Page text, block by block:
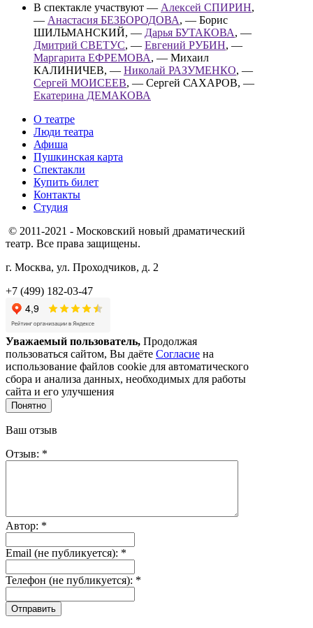
В спектакле участвуют — Алексей СПИРИН,
— Анастасия БЕЗБОРОДОВА, — Борис
ШИЛЬМАНСКИЙ, — Дарья БУТАКОВА, —
Дмитрий СВЕТУС, — Евгений РУБИН, —
Маргарита ЕФРЕМОВА, — Михаил
КАЛИНИЧЕВ, — Николай РАЗУМЕНКО, —
Сергей МОИСЕЕВ, — Сергей САХАРОВ, —
Екатерина ДЕМАКОВА
О театре
Люди театра
Афиша
Пушкинская карта
Спектакли
Купить билет
Контакты
Студия
© 2011-2021 - Московский новый драматический
театр. Все права защищены.
г. Москва, ул. Проходчиков, д. 2
+7 (499) 182-03-47
Уважаемый пользователь, Продолжая
пользоваться сайтом, Вы даёте Согласие на
использование файлов cookie для автоматического
сбора и анализа данных, необходимых для работы
сайта и его улучшения
Понятно
Ваш отзыв
Отзыв: *
Автор: *
Email (не публикуется): *
Телефон (не публикуется): *
Отправить